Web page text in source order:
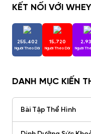
KẾT NỐI VỚI
255,402
Người Theo Dõi
15,720
Người Theo Dõi Người
DANH MỤC KIẾN
Bài Tập Thể Hình